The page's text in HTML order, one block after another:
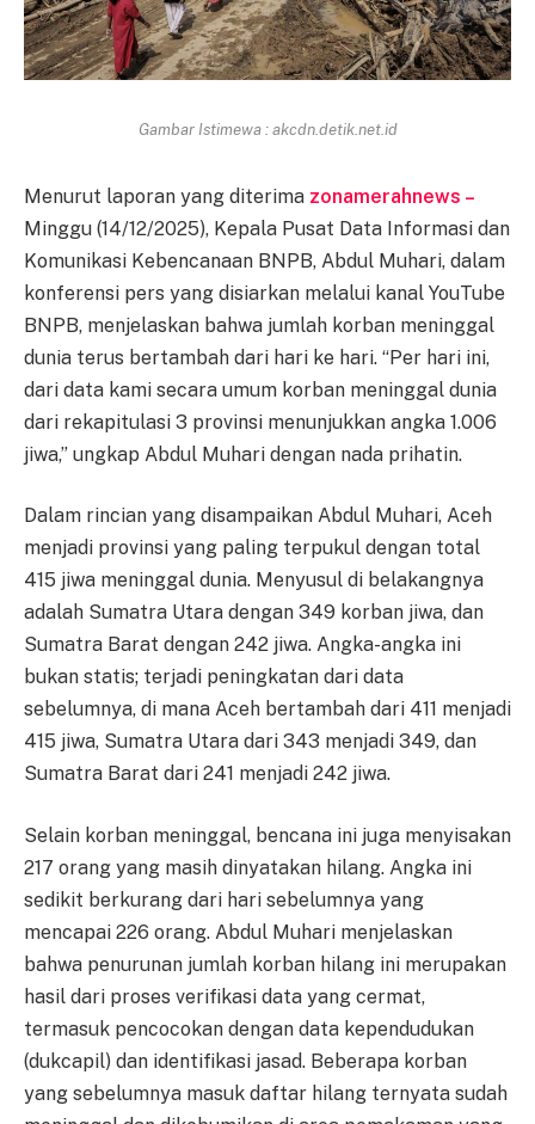
Gambar Istimewa : akcdn.detik.net.id
Menurut laporan yang diterima zonamerahnews –
Minggu (14/12/2025), Kepala Pusat Data Informasi dan
Komunikasi Kebencanaan BNPB, Abdul Muhari, dalam
konferensi pers yang disiarkan melalui kanal YouTube
BNPB, menjelaskan bahwa jumlah korban meninggal
dunia terus bertambah dari hari ke hari. “Per hari ini,
dari data kami secara umum korban meninggal dunia
dari rekapitulasi 3 provinsi menunjukkan angka 1.006
jiwa,” ungkap Abdul Muhari dengan nada prihatin.
Dalam rincian yang disampaikan Abdul Muhari, Aceh
menjadi provinsi yang paling terpukul dengan total
415 jiwa meninggal dunia. Menyusul di belakangnya
adalah Sumatra Utara dengan 349 korban jiwa, dan
Sumatra Barat dengan 242 jiwa. Angka-angka ini
bukan statis; terjadi peningkatan dari data
sebelumnya, di mana Aceh bertambah dari 411 menjadi
415 jiwa, Sumatra Utara dari 343 menjadi 349, dan
Sumatra Barat dari 241 menjadi 242 jiwa.
Selain korban meninggal, bencana ini juga menyisakan
217 orang yang masih dinyatakan hilang. Angka ini
sedikit berkurang dari hari sebelumnya yang
mencapai 226 orang. Abdul Muhari menjelaskan
bahwa penurunan jumlah korban hilang ini merupakan
hasil dari proses verifikasi data yang cermat,
termasuk pencocokan dengan data kependudukan
(dukcapil) dan identifikasi jasad. Beberapa korban
yang sebelumnya masuk daftar hilang ternyata sudah